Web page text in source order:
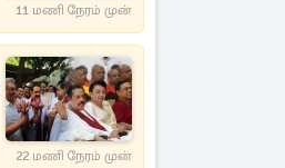
11 மணி நேரம் முன்
22 மணி நேரம் முன்